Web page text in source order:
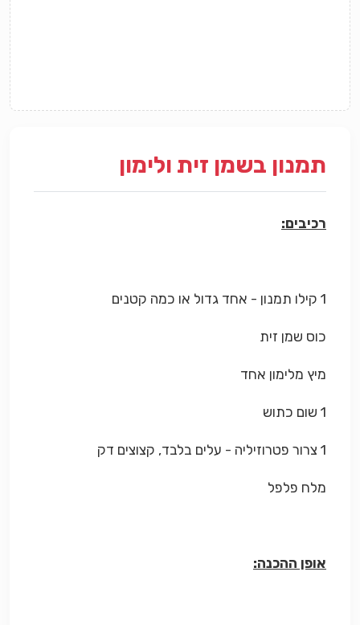
תמנון בשמן זית ולימון
רכיבים:
1 קילו תמנון - אחד גדול או כמה קטנים
כוס שמן זית
מיץ מלימון אחד
1 שום כתוש
1 צרור פטרוזיליה - עלים בלבד, קצוצים דק
מלח פלפל
אופן ההכנה: